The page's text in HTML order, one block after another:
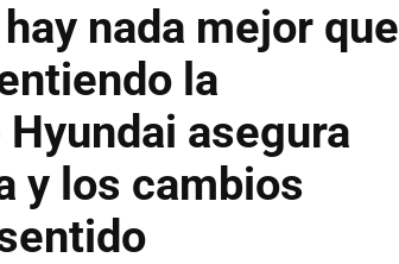
nada mejor que
la
asegura
y los cambios